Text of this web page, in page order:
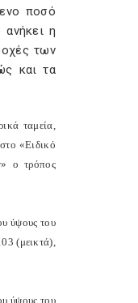
ποσό
η
των
και τα
ταμεία,
«Ειδικό
ο τρόπος
ύψους του
(μεικτά),
ύψους του